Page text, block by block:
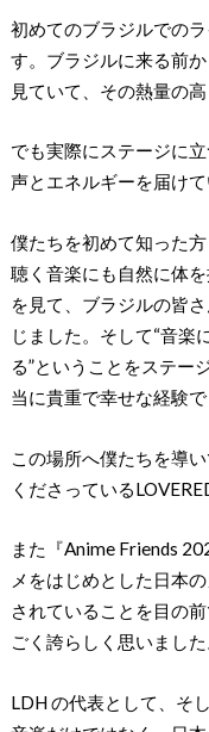
初めてのブラジルでの
す。ブラジルに来る前
⾒ていて、その熱量の
でも実際にステージに
声とエネルギーを届けて
僕たちを初めて知った
聴く⾳楽にも⾃然に体
を⾒て、ブラジルの皆
じました。そして“⾳楽
る”ということをステー
当に貴重で幸せな経験で
この場所へ僕たちを導
くださっている
また『Anime Friends
メをはじめとした⽇本
されていることを⽬の
ごく誇らしく思いました
LDH の代表として、そ